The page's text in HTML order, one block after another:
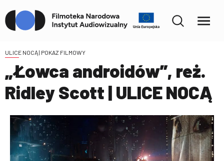
ULICE NOCĄ| POKAZ FILMOWY
„Łowca androidów”, reż.
Ridley Scott | ULICE NOCĄ